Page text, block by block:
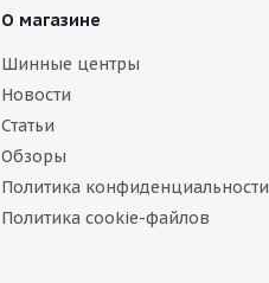
О магазине
Шинные центры
Новости
Статьи
Обзоры
Политика конфиденциальности
Политика cookie-файлов